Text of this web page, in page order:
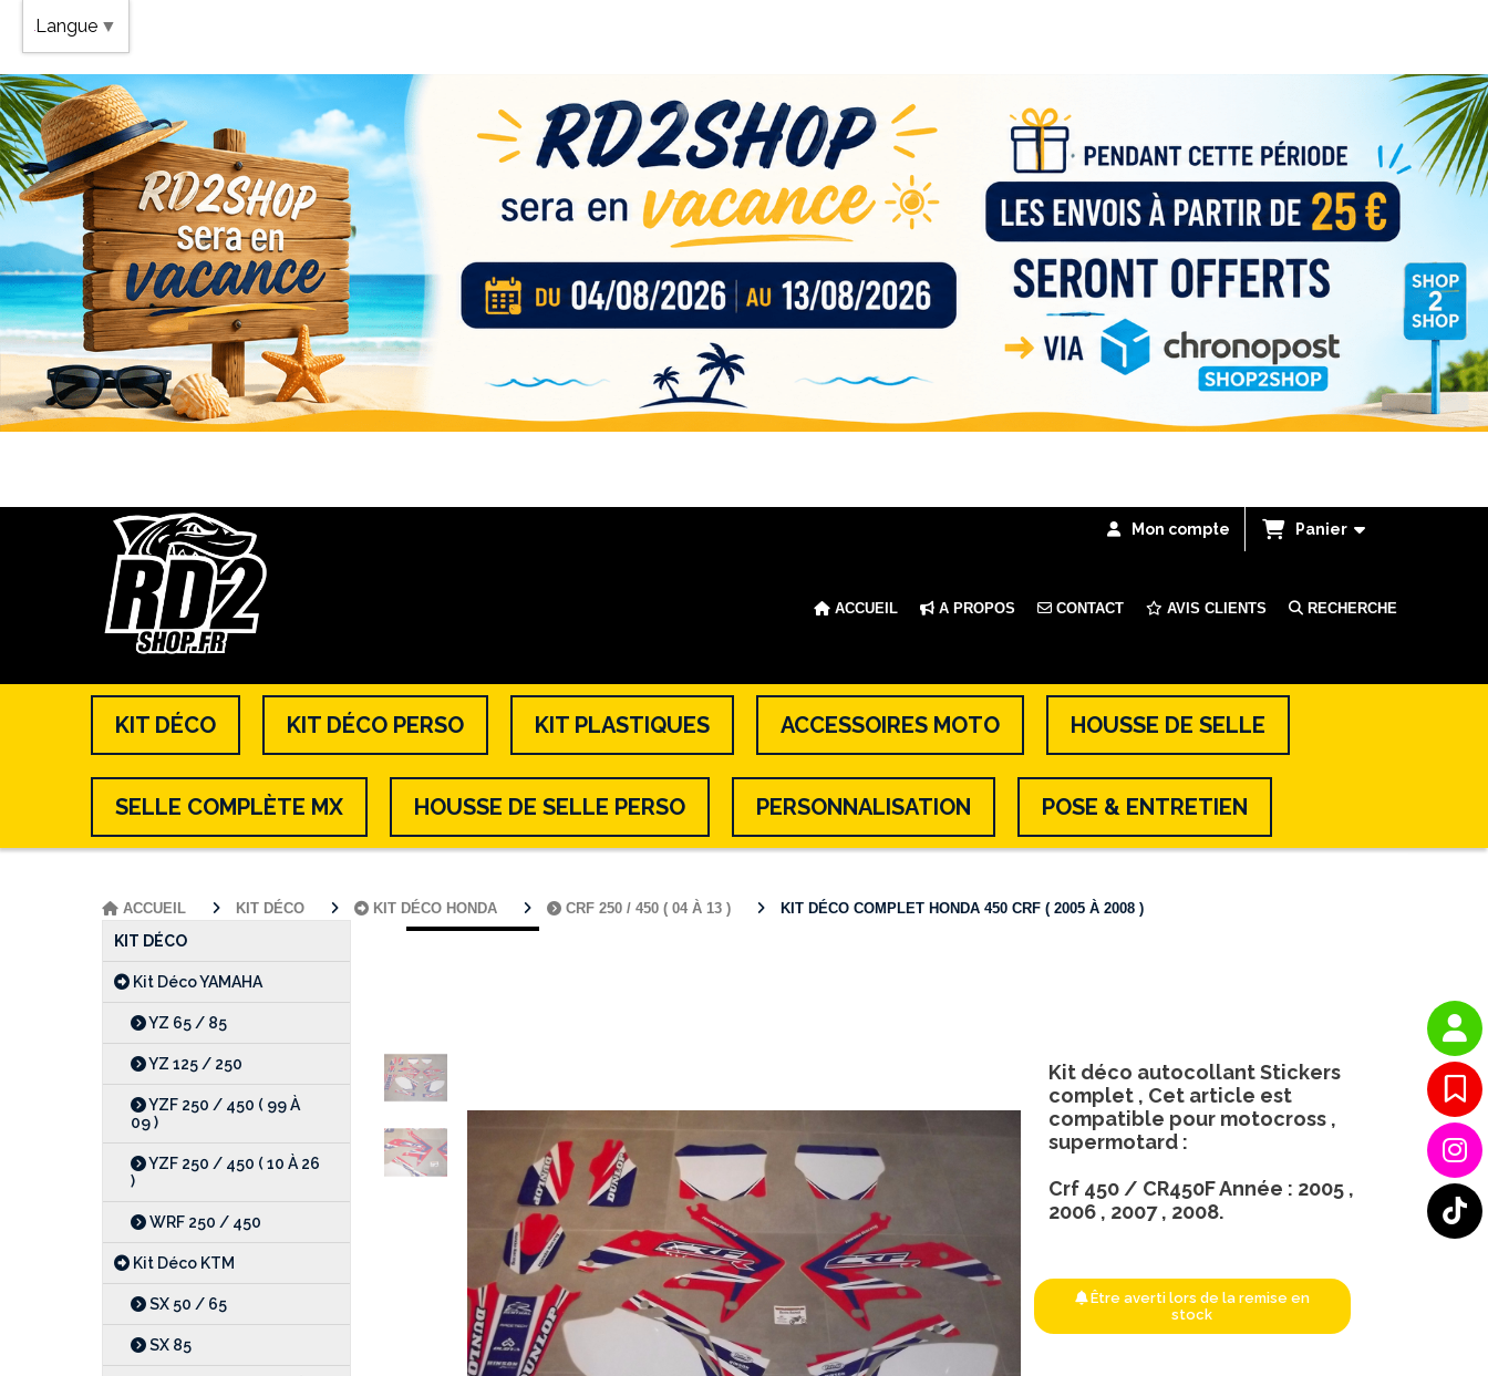
Bandeau
Vacances
Mon compte Panier
ACCUEIL A PROPOS CONTACT AVIS CLIENTS RECHERCHE
KIT DÉCO KIT DÉCO PERSO KIT PLASTIQUES ACCESSOIRES MOTO HOUSSE DE SELLE
SELLE COMPLÈTE MX HOUSSE DE SELLE PERSO PERSONNALISATION POSE & ENTRETIEN
KIT DÉCO
Kit Déco YAMAHA
YZ 65 / 85
YZ 125 / 250
YZF 250 / 450 ( 99 À
09 )
YZF 250 / 450 ( 10 À 26
)
WRF 250 / 450
Kit Déco KTM
SX 50 / 65
SX 85
ACCUEIL KIT DÉCO KIT DÉCO HONDA CRF 250 / 450 ( 04 À 13 ) KIT DÉCO COMPLET HONDA 450 CRF ( 2005 À 2008 )
Kit déco autocollant Stickers
complet , Cet article est
compatible pour motocross ,
supermotard :
Crf 450 / CR450F Année : 2005 ,
2006 , 2007 , 2008.
Être averti lors de la remise en
stock
Langue ▼